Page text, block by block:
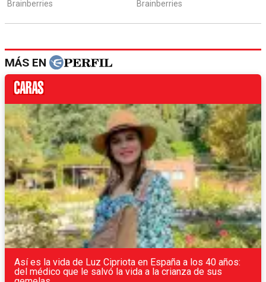
MÁS EN
Así es la vida de Luz Cipriota en España a los 40 años:
del médico que le salvó la vida a la crianza de sus